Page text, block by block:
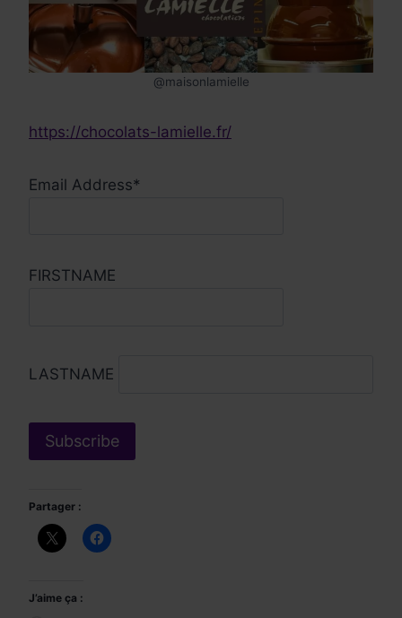
@maisonlamielle
https://chocolats-lamielle.fr/
Email Address*
FIRSTNAME
LASTNAME
Partager :
J’aime ça :